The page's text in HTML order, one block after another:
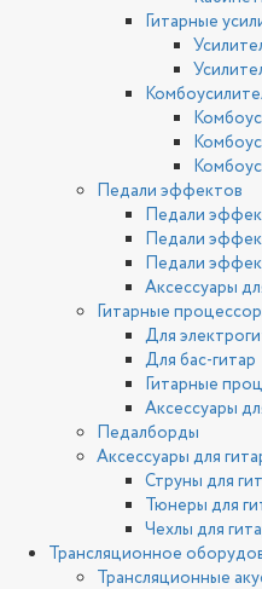
Гитарные
Педали эффектов
Педали
Педали
Педали
Аксессуары
Гитарные
Для
Для бас-гитар
Гитарные
Аксессуары
Педалборды
Аксессуары для
Струны для
Тюнеры для
Чехлы для
Трансляционное
Трансляционные